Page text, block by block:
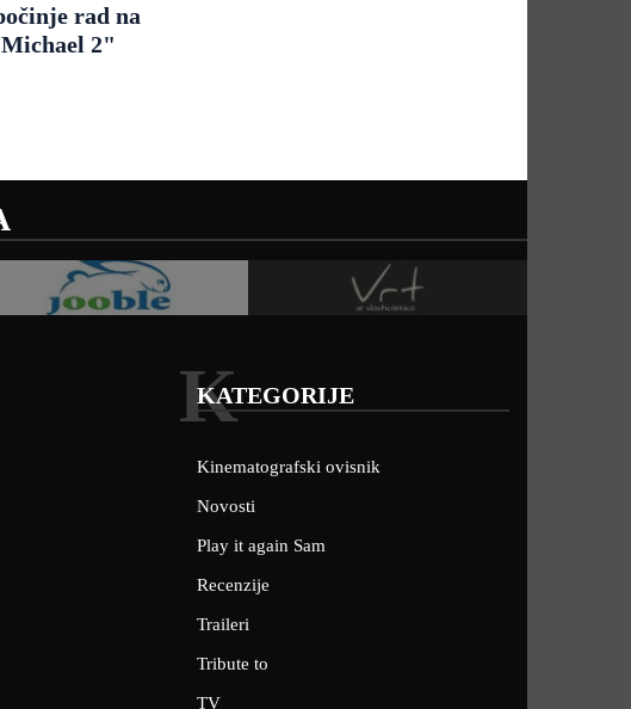
rad na
2"
KATEGORIJE
K
Kinematografski ovisnik
Novosti
Play it again Sam
Recenzije
Traileri
Tribute to
TV